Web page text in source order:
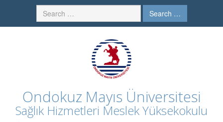
Search …
Ondokuz Mayıs Üniversitesi
Sağlık Hizmetleri Meslek Yüksekokulu